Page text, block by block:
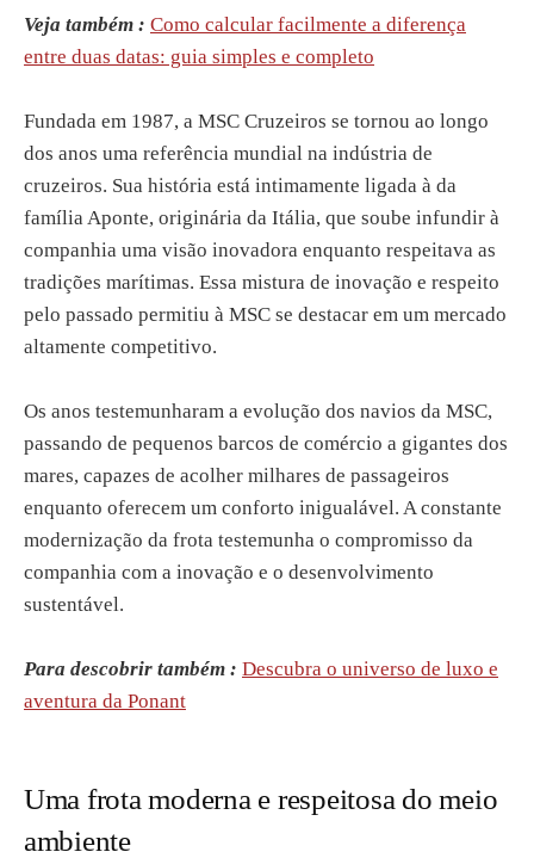
Veja também : Como calcular facilmente a diferença
entre duas datas: guia simples e completo
Fundada em 1987, a MSC Cruzeiros se tornou ao longo
dos anos uma referência mundial na indústria de
cruzeiros. Sua história está intimamente ligada à da
família Aponte, originária da Itália, que soube infundir à
companhia uma visão inovadora enquanto respeitava as
tradições marítimas. Essa mistura de inovação e respeito
pelo passado permitiu à MSC se destacar em um mercado
altamente competitivo.
Os anos testemunharam a evolução dos navios da MSC,
passando de pequenos barcos de comércio a gigantes dos
mares, capazes de acolher milhares de passageiros
enquanto oferecem um conforto inigualável. A constante
modernização da frota testemunha o compromisso da
companhia com a inovação e o desenvolvimento
sustentável.
Para descobrir também : Descubra o universo de luxo e
aventura da Ponant
Uma frota moderna e respeitosa do meio
ambiente